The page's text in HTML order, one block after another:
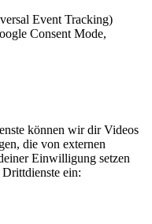
Event Tracking)
Consent Mode,
können wir dir Videos
die von externen
Einwilligung setzen
ein: